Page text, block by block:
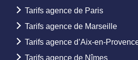
Tarifs agence de Paris
Tarifs agence de Marseille
Tarifs agence d’Aix-en-
Tarifs agence de Nîmes